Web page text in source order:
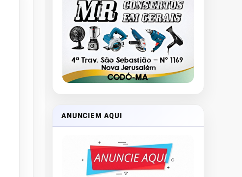
ANUNCIEM AQUI